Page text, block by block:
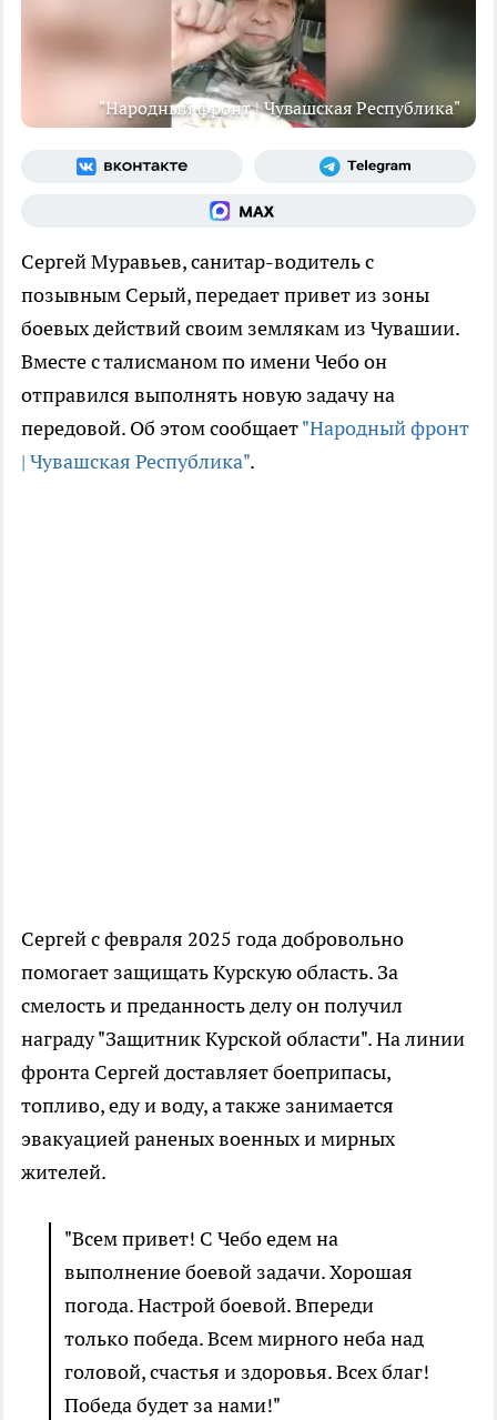
"Народный фронт | Чувашская Республика"
Сергей Муравьев, санитар-водитель с
позывным Серый, передает привет из зоны
боевых действий своим землякам из Чувашии.
Вместе с талисманом по имени Чебо он
отправился выполнять новую задачу на
передовой. Об этом сообщает"Народный фронт
| Чувашская Республика".
Сергей с февраля 2025 года добровольно
помогает защищать Курскую область. За
смелость и преданность делу он получил
награду "Защитник Курской области". На линии
фронта Сергей доставляет боеприпасы,
топливо, еду и воду, а также занимается
эвакуацией раненых военных и мирных
жителей.
"Всем привет! С Чебо едем на
выполнение боевой задачи. Хорошая
погода. Настрой боевой. Впереди
только победа. Всем мирного неба над
головой, счастья и здоровья. Всех благ!
Победа будет за нами!"